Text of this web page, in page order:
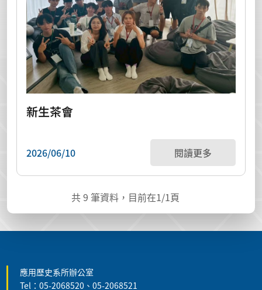
新生茶會
2026/06/10 閱讀更多
共9 筆資料，目前在1/1頁
應用歷史系所辦公室
Tel：05-2068520、05-2068521